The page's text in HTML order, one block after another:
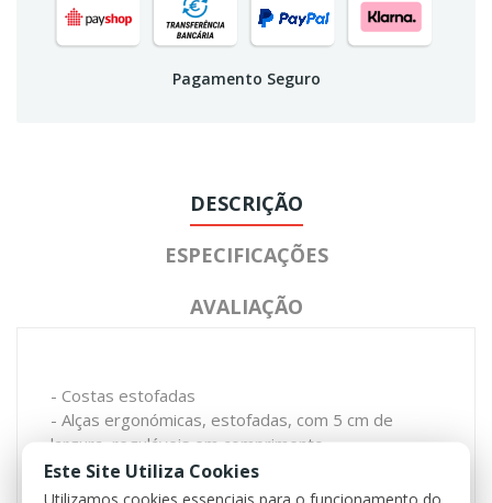
Pagamento Seguro
DESCRIÇÃO
ESPECIFICAÇÕES
AVALIAÇÃO
- Costas estofadas
- Alças ergonómicas, estofadas, com 5 cm de
largura, reguláveis em comprimento
- Ilhós para fixar material adicional
- Correia de barriga ajustável em comprimento com
Este Site Utiliza Cookies
Utilizamos cookies essenciais para o funcionamento do